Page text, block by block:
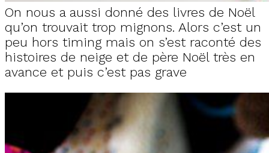
On nous a aussi donné des livres de Noël
qu’on trouvait trop mignons. Alors c’est un
peu hors timing mais on s’est raconté des
histoires de neige et de père Noël très en
avance et puis c’est pas grave